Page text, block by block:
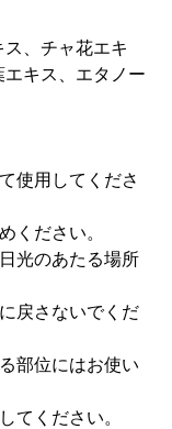
、チャ花エキ
キス、エタノー
使用してくださ
ください。
光のあたる場所
戻さないでくだ
部位にはお使い
てください。